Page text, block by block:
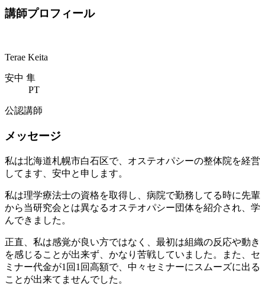
講師プロフィール
Terae Keita
安中 隼
PT
公認講師
メッセージ
私は北海道札幌市白石区で、オステオパシーの整体院を経営
してます、安中と申します。
私は理学療法士の資格を取得し、病院で勤務してる時に先輩
から当研究会とは異なるオステオパシー団体を紹介され、学
んできました。
正直、私は感覚が良い方ではなく、最初は組織の反応や動き
を感じることが出来ず、かなり苦戦していました。また、セ
ミナー代金が1回1回高額で、中々セミナーにスムーズに出る
ことが出来てませんでした。